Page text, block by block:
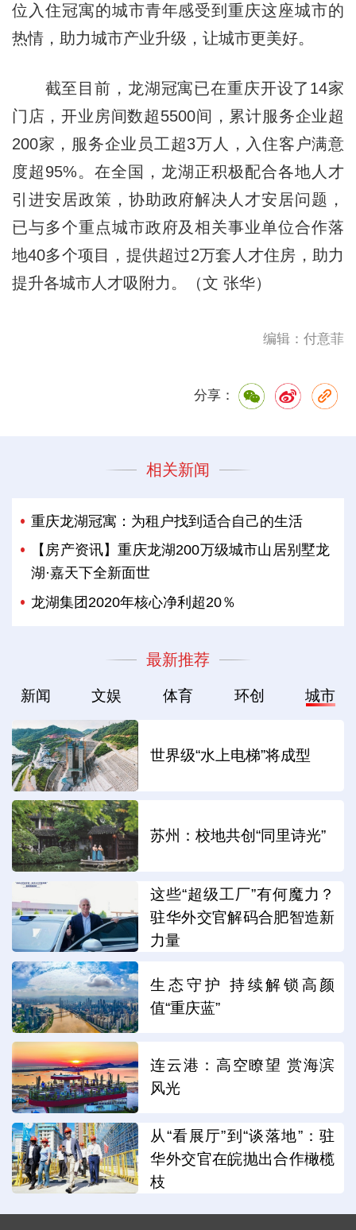
位入住冠寓的城市青年感受到重庆这座城市的
热情，助力城市产业升级，让城市更美好。
截至目前，龙湖冠寓已在重庆开设了14家
门店，开业房间数超5500间，累计服务企业超
200家，服务企业员工超3万人，入住客户满意
度超95%。在全国，龙湖正积极配合各地人才
引进安居政策，协助政府解决人才安居问题，
已与多个重点城市政府及相关事业单位合作落
地40多个项目，提供超过2万套人才住房，助力
提升各城市人才吸附力。（文 张华）
编辑：付意菲
分享：
相关新闻
重庆龙湖冠寓：为租户找到适合自己的生活
【房产资讯】重庆龙湖200万级城市山居别墅龙
湖·嘉天下全新面世
龙湖集团2020年核心净利超20％
最新推荐
新闻 文娱 体育 环创 城市
世界级“水上电梯”将成型
苏州：校地共创“同里诗光”
这些“超级工厂”有何魔力？
驻华外交官解码合肥智造新
力量
生态守护 持续解锁高颜
值“重庆蓝”
连云港：高空瞭望 赏海滨
风光
从“看展厅”到“谈落地”：驻
华外交官在皖抛出合作橄榄
枝